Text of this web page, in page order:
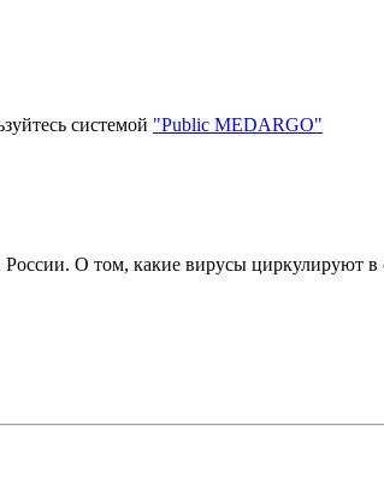
системой "Public MEDARGO"
О том, какие вирусы циркулируют